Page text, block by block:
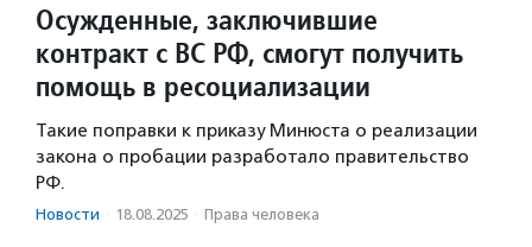
Осужденные, заключившие
контракт с ВС РФ, смогут получить
помощь в ресоциализации
Такие поправки к приказу Минюста о реализации
закона о пробации разработало правительство
РФ.
Новости · 18.08.2025 · Права человека